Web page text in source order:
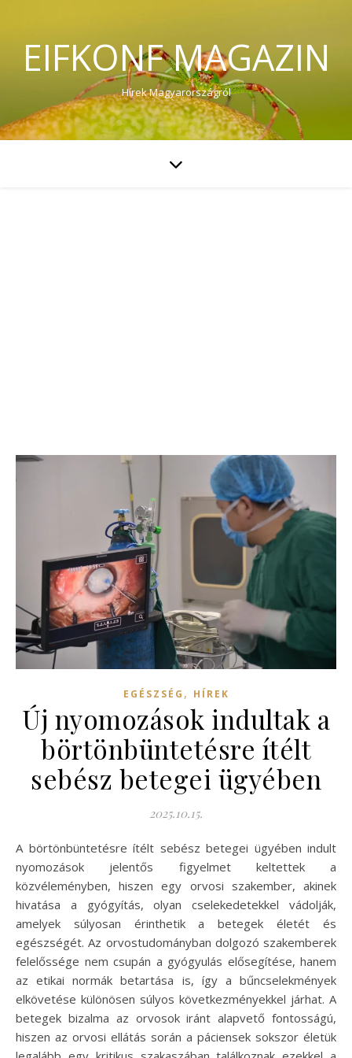
EIFKONF MAGAZIN
Hírek Magyarországról
EGÉSZSÉG , HÍREK
Új nyomozások indultak a
börtönbüntetésre ítélt
sebész betegei ügyében
2025.10.15.
A börtönbüntetésre ítélt sebész betegei ügyében indult
nyomozások jelentős figyelmet keltettek a
közvéleményben, hiszen egy orvosi szakember, akinek
hivatása a gyógyítás, olyan cselekedetekkel vádolják,
amelyek súlyosan érinthetik a betegek életét és
egészségét. Az orvostudományban dolgozó szakemberek
felelőssége nem csupán a gyógyulás elősegítése, hanem
az etikai normák betartása is, így a bűncselekmények
elkövetése különösen súlyos következményekkel járhat. A
betegek bizalma az orvosok iránt alapvető fontosságú,
hiszen az orvosi ellátás során a páciensek sokszor életük